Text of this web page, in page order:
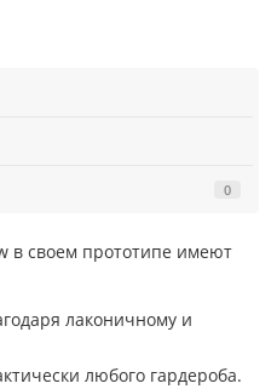
0
в своем прототипе имеют
лаконичному и
любого гардероба.